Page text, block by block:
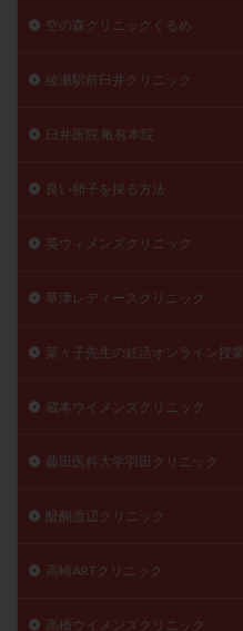
空の森クリニックくるめ
綾瀬駅前臼井クリニック
臼井医院 亀有本院
良い卵子を採る方法
英ウィメンズクリニック
草津レディースクリニック
菜々子先生の妊活オンライン授業
蔵本ウイメンズクリニック
藤田医科大学羽田クリニック
醍醐渡辺クリニック
高崎ARTクリニック
高橋ウイメンズクリニック